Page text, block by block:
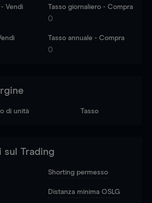
Vendi Tasso giornaliero - Compra
0
Tasso annuale - Compra
0
di unità Tasso
sul Trading
Shorting permesso
Distanza minima OSLG